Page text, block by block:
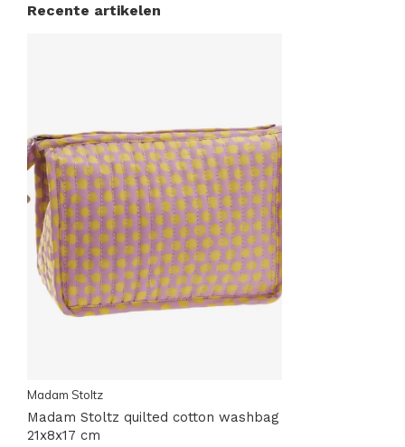
Recente artikelen
Madam Stoltz
Madam Stoltz quilted cotton washbag
21x8x17 cm